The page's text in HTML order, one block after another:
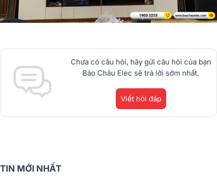
Chưa có câu hỏi, hãy gửi câu hỏi của bạn
Bảo Châu Elec sẽ trả lời sớm nhất.
Viết hỏi đáp
TIN MỚI NHẤT